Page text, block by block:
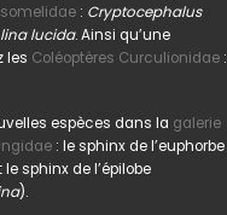
: Cryptocephalus
lucida. Ainsi qu’une
les Coléoptères Curculionidae :
espèces dans la galerie
: le sphinx de l’euphorbe
le sphinx de l’épilobe
).